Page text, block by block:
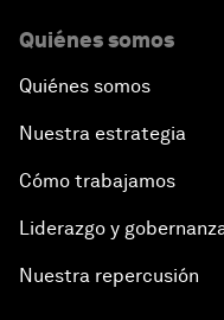
Quiénes somos
Quiénes somos
Nuestra estrategia
Cómo trabajamos
Liderazgo y
Nuestra repercusión